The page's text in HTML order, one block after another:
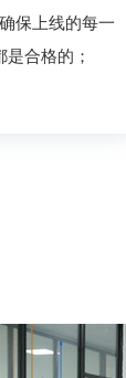
保上线的每一
是合格的；